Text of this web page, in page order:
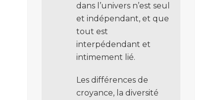
dans l’univers n’est seul
et indépendant, et que
tout est
interpédendant et
intimement lié.
Les différences de
croyance, la diversité